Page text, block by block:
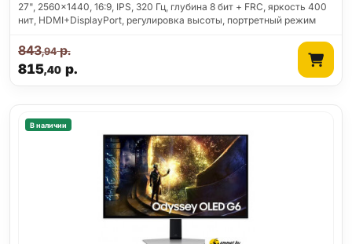
27", 2560x1440, 16:9, IPS, 320 Гц, глубина 8 бит + FRC, яркость 400
нит, HDMI+DisplayPort, регулировка высоты, портретный режим
815,40р.
843,94р.
В наличии